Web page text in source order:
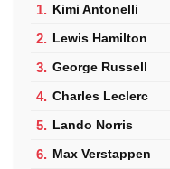
1. Kimi Antonelli
2. Lewis Hamilton
3. George Russell
4. Charles Leclerc
5. Lando Norris
6. Max Verstappen